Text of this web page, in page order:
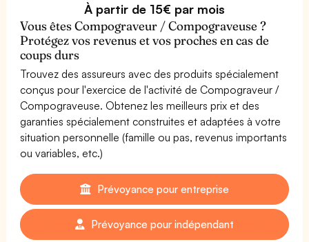
À partir de 15€ par mois
Vous êtes Compograveur / Compograveuse ?
Protégez vos revenus et vos proches en cas de
coups durs
Trouvez des assureurs avec des produits spécialement
conçus pour l'exercice de l'activité de Compograveur /
Compograveuse. Obtenez les meilleurs prix et des
garanties spécialement construites et adaptées à votre
situation personnelle (famille ou pas, revenus importants
ou variables, etc.)
Prévoyance pour entreprise
Prévoyance pour indépendant